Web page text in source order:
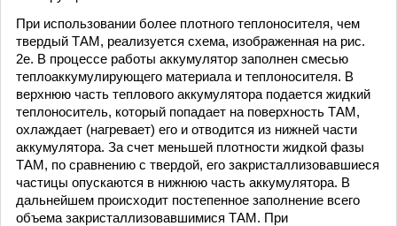
При использовании более плотного теплоносителя, чем
твердый ТАМ, реализуется схема, изображенная на рис.
2е. В процессе работы аккумулятор заполнен смесью
теплоаккумулирующего материала и теплоносителя. В
верхнюю часть теплового аккумулятора подается жидкий
теплоноситель, который попадает на поверхность ТАМ,
охлаждает (нагревает) его и отводится из нижней части
аккумулятора. За счет меньшей плотности жидкой фазы
ТАМ, по сравнению с твердой, его закристаллизовавшиеся
частицы опускаются в нижнюю часть аккумулятора. В
дальнейшем происходит постепенное заполнение всего
объема закристаллизовавшимися ТАМ. При